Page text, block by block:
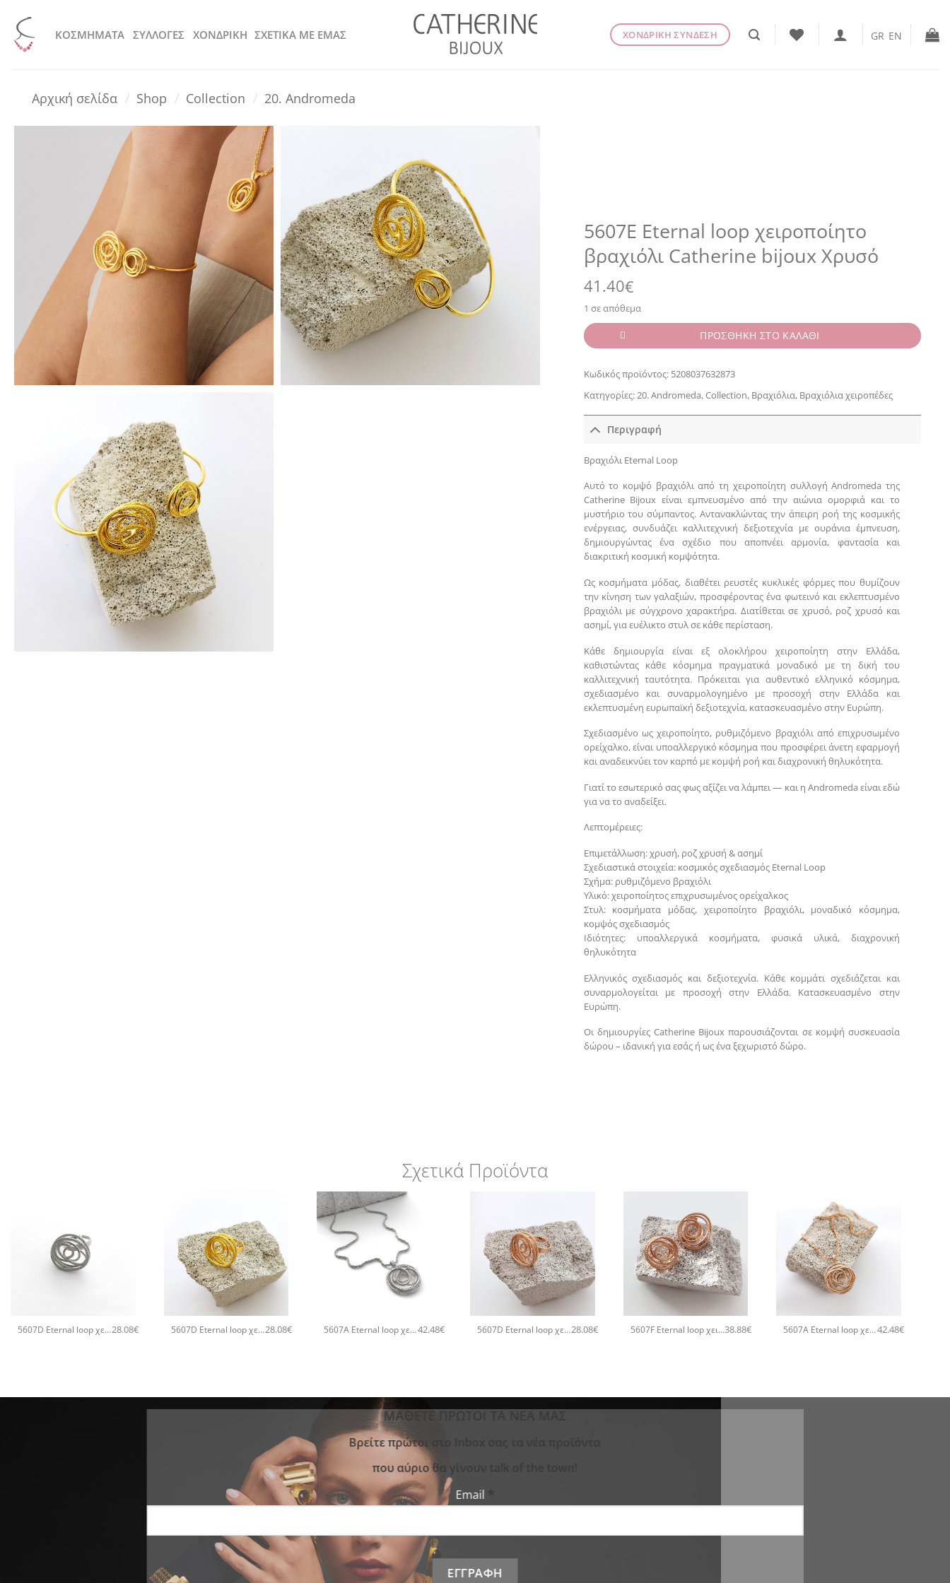
στο
περιεχόμενο
KOΣΜΗΜΑΤΑ ΣΥΛΛΟΓΕΣ ΧΟΝΔΡΙΚΗ ΣΧΕΤΙΚΑ ΜΕ ΕΜΑΣ ΧΟΝΔΡΙΚΗ ΣΥΝΔΕΣΗ GR EN
Αρχική σελίδα / Shop / Collection / 20. Andromeda
5607E Eternal loop χειροποίητο
βραχιόλι Catherine bijoux Χρυσό
41.40€
1 σε απόθεμα
ΠΡΟΣΘΗΚΗ ΣΤΟ ΚΑΛΑΘΙ
Κωδικός προϊόντος: 5208037632873
Κατηγορίες:20. Andromeda,Collection, Βραχιόλια, Βραχιόλια χειροπέδες
Περιγραφή
Βραχιόλι Eternal Loop
Αυτό το κομψό βραχιόλι από τη χειροποίητη συλλογή Andromeda της
Catherine Bijoux είναι εμπνευσμένο από την αιώνια ομορφιά και το
μυστήριο του σύμπαντος. Αντανακλώντας την άπειρη ροή της κοσμικής
ενέργειας, συνδυάζει καλλιτεχνική δεξιοτεχνία με ουράνια έμπνευση,
δημιουργώντας ένα σχέδιο που αποπνέει αρμονία, φαντασία και
διακριτική κοσμική κομψότητα.
Ως κοσμήματα μόδας, διαθέτει ρευστές κυκλικές φόρμες που θυμίζουν
την κίνηση των γαλαξιών, προσφέροντας ένα φωτεινό και εκλεπτυσμένο
βραχιόλι με σύγχρονο χαρακτήρα. Διατίθεται σε χρυσό, ροζ χρυσό και
ασημί, για ευέλικτο στυλ σε κάθε περίσταση.
Κάθε δημιουργία είναι εξ ολοκλήρου χειροποίητη στην Ελλάδα,
καθιστώντας κάθε κόσμημα πραγματικά μοναδικό με τη δική του
καλλιτεχνική ταυτότητα. Πρόκειται για αυθεντικό ελληνικό κόσμημα,
σχεδιασμένο και συναρμολογημένο με προσοχή στην Ελλάδα και
εκλεπτυσμένη ευρωπαϊκή δεξιοτεχνία, κατασκευασμένο στην Ευρώπη.
Σχεδιασμένο ως χειροποίητο, ρυθμιζόμενο βραχιόλι από επιχρυσωμένο
ορείχαλκο, είναι υποαλλεργικό κόσμημα που προσφέρει άνετη εφαρμογή
και αναδεικνύει τον καρπό με κομψή ροή και διαχρονική θηλυκότητα.
Γιατί το εσωτερικό σας φως αξίζει να λάμπει — και η Andromeda είναι εδώ
για να το αναδείξει.
Λεπτομέρειες:
Επιμετάλλωση: χρυσή, ροζ χρυσή & ασημί
Σχεδιαστικά στοιχεία: κοσμικός σχεδιασμός Eternal Loop
Σχήμα: ρυθμιζόμενο βραχιόλι
Υλικό: χειροποίητος επιχρυσωμένος ορείχαλκος
Στυλ: κοσμήματα μόδας, χειροποίητο βραχιόλι, μοναδικό κόσμημα,
κομψός σχεδιασμός
Ιδιότητες: υποαλλεργικά κοσμήματα, φυσικά υλικά, διαχρονική
θηλυκότητα
Ελληνικός σχεδιασμός και δεξιοτεχνία. Κάθε κομμάτι σχεδιάζεται και
συναρμολογείται με προσοχή στην Ελλάδα. Κατασκευασμένο στην
Ευρώπη.
Οι δημιουργίες Catherine Bijoux παρουσιάζονται σε κομψή συσκευασία
δώρου – ιδανική για εσάς ή ως ένα ξεχωριστό δώρο.
Σχετικά Προϊόντα
5607D Eternal loop χειροποίητο δαχτυλιδι Catherine bijoux Ασημί28.08€ 5607D Eternal loop χειροποίητο δαχτυλιδι Catherine bijoux Χρυσό28.08€ 5607A Eternal loop χειροποίητο κολιέ Catherine bijoux Ασημί42.48€ 5607D Eternal loop χειροποίητο δαχτυλιδι Catherine bijoux Ροζ χρυσό28.08€ 5607F Eternal loop χειροποίητα σκουλαρίκια Catherine bijoux Ροζ χρυσό38.88€ 5607A Eternal loop χειροποίητο κολιέ Catherine bijoux Ροζ χρυσό42.48€
ΜΑΘΕΤΕ ΠΡΩΤΟΙ ΤΑ ΝΕΑ ΜΑΣ
Bρείτε πρώτοι στο Inbox σας τα νέα προϊόντα
που αύριο θα γίνουν talk of the town!
Email